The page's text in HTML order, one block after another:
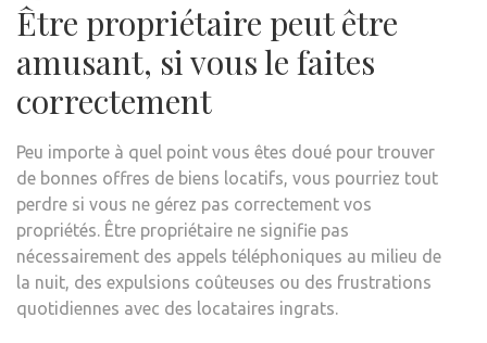
Être propriétaire peut être
amusant, si vous le faites
correctement
Peu importe à quel point vous êtes doué pour trouver
de bonnes offres de biens locatifs, vous pourriez tout
perdre si vous ne gérez pas correctement vos
propriétés. Être propriétaire ne signifie pas
nécessairement des appels téléphoniques au milieu de
la nuit, des expulsions coûteuses ou des frustrations
quotidiennes avec des locataires ingrats.